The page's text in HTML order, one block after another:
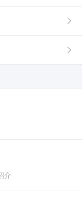
介